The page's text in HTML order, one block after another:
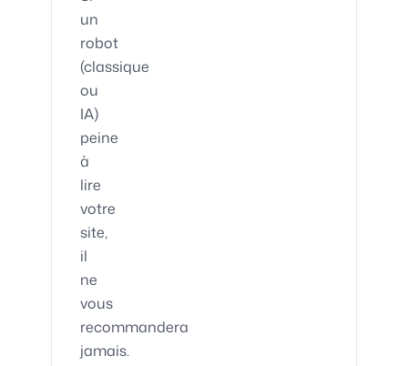
un
robot
(classique
ou
IA)
peine
à
lire
votre
site,
il
ne
vous
recommandera
jamais.